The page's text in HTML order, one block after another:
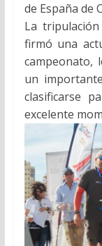
de España de
La
firmó una
campeonato,
un
clasificarse
excelente